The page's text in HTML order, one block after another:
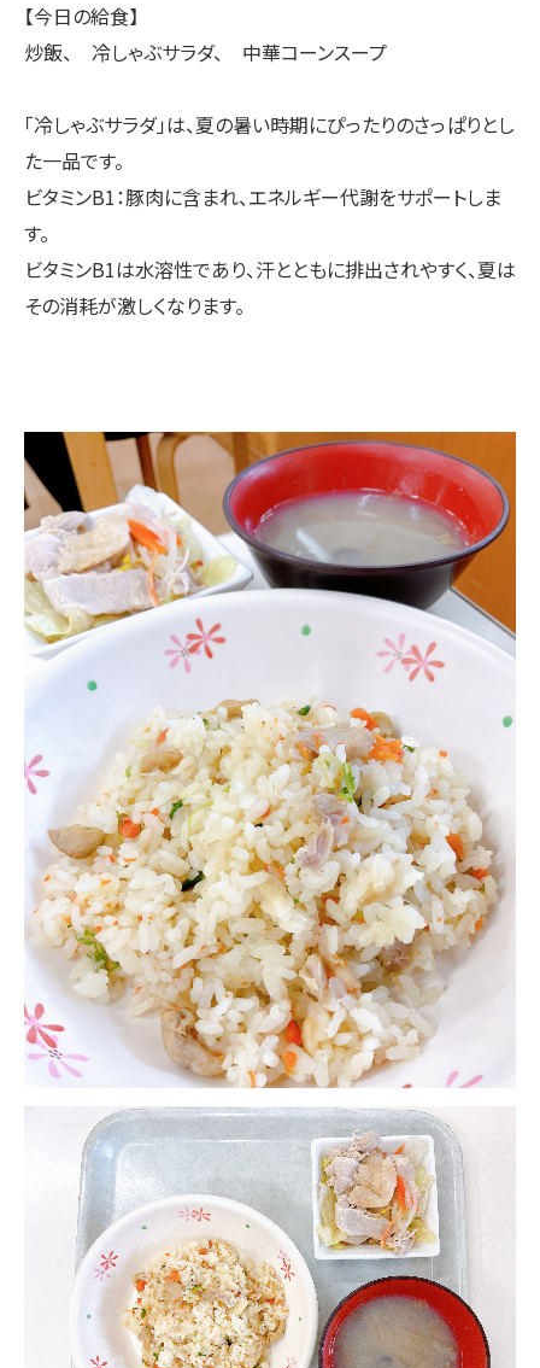
【今日の給食】
炒飯、 冷しゃぶサラダ、 中華コーンスープ
「冷しゃぶサラダ」は、夏の暑い時期にぴったりのさっぱりとし
た一品です。
ビタミンB1：豚肉に含まれ、エネルギー代謝をサポートしま
す。
ビタミンB1は水溶性であり、汗とともに排出されやすく、夏は
その消耗が激しくなります。